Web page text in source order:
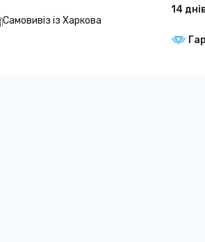
Самовивіз із Харкова
14